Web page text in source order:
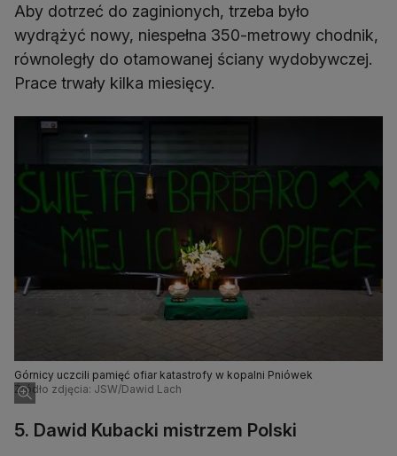
Aby dotrzeć do zaginionych, trzeba było
wydrążyć nowy, niespełna 350-metrowy chodnik,
równoległy do otamowanej ściany wydobywczej.
Prace trwały kilka miesięcy.
Górnicy uczcili pamięć ofiar katastrofy w kopalni Pniówek
Źródło zdjęcia: JSW/Dawid Lach
5. Dawid Kubacki mistrzem Polski